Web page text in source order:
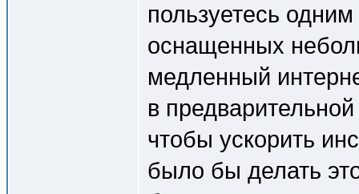
пользуетесь
оснащенных
медленный
в
чтобы ускорить
было бы делать